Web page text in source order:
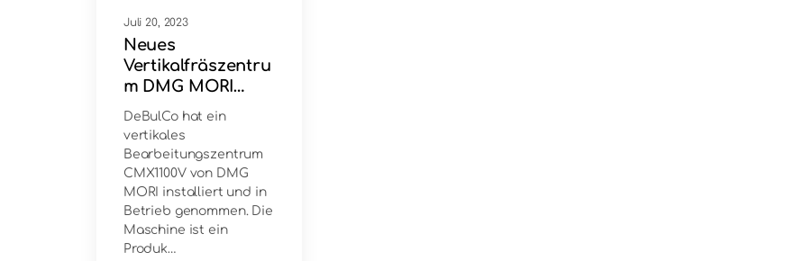
Juli 20, 2023
Neues
Vertikalfräszentru
m DMG MORI
CMX1100V
DeBulCo hat ein
vertikales
Bearbeitungszentrum
CMX1100V von DMG
MORI installiert und in
Betrieb genommen. Die
Maschine ist ein
Produk…